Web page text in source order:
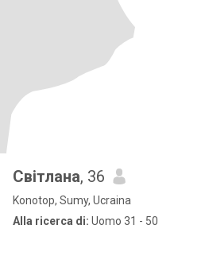
Світлана, 36
Konotop, Sumy, Ucraina
Alla ricerca di: Uomo 31 - 50